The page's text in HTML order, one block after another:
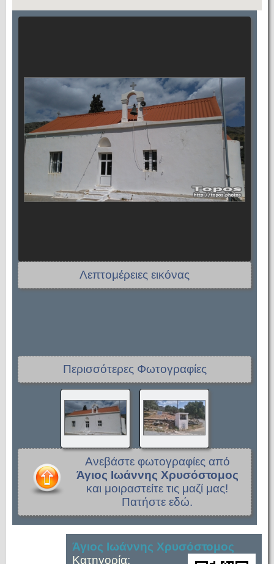
Λεπτομέρειες εικόνας
Περισσότερες Φωτογραφίες
Ανεβάστε φωτογραφίες από
Άγιος Ιωάννης Χρυσόστομος
και μοιραστείτε τις μαζί μας!
Πατήστε εδώ.
Άγιος Ιωάννης Χρυσόστομος
Κατηγορία: